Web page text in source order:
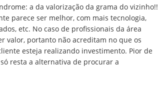
a da valorização da grama do vizinho!!
parece ser melhor, com mais tecnologia,
etc. No caso de profissionais da área
valor, portanto não acreditam no que os
esteja realizando investimento. Pior de
resta a alternativa de procurar a